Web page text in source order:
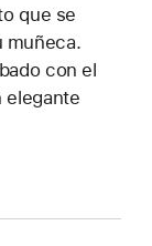
que se
muñeca.
con el
elegante